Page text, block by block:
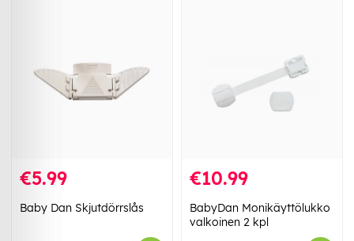
€5.99
Baby Dan Skjutdörrslås
€10.99
BabyDan Monikäyttölukko
valkoinen 2 kpl